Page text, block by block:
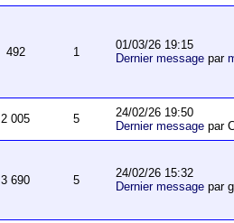
492 1
01/03/26 19:15
Dernier messagepar
2 005 5
24/02/26 19:50
Dernier messagepar
3 690 5
24/02/26 15:32
Dernier messagepar